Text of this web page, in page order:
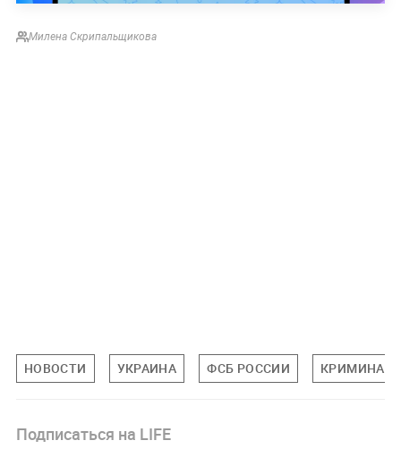
Милена Скрипальщикова
НОВОСТИ УКРАИНА ФСБ РОССИИ КРИМИНАЛ
Подписаться на LIFE